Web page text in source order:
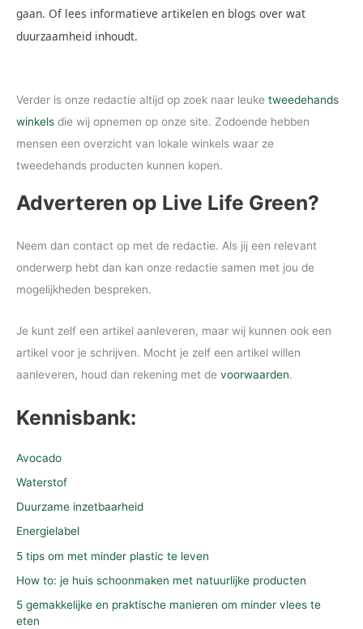
gaan. Of lees informatieve artikelen en blogs over wat
duurzaamheid inhoudt.
Verder is onze redactie altijd op zoek naar leuke tweedehands
winkels die wij opnemen op onze site. Zodoende hebben
mensen een overzicht van lokale winkels waar ze
tweedehands producten kunnen kopen.
Adverteren op Live Life Green?
Neem dan contact op met de redactie. Als jij een relevant
onderwerp hebt dan kan onze redactie samen met jou de
mogelijkheden bespreken.
Je kunt zelf een artikel aanleveren, maar wij kunnen ook een
artikel voor je schrijven. Mocht je zelf een artikel willen
aanleveren, houd dan rekening met de voorwaarden.
Kennisbank:
Avocado
Waterstof
Duurzame inzetbaarheid
Energielabel
5 tips om met minder plastic te leven
How to: je huis schoonmaken met natuurlijke producten
5 gemakkelijke en praktische manieren om minder vlees te
eten